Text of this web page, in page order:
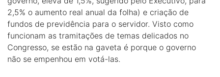
2,5% o aumento real anual da folha) e criação de
fundos de previdência para o servidor. Visto como
funcionam as tramitações de temas delicados no
Congresso, se estão na gaveta é porque o governo
não se empenhou em votá-las.